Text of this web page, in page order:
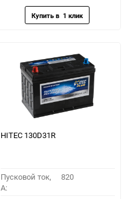
HITEC 130D31R
Пусковой ток,
A:
820